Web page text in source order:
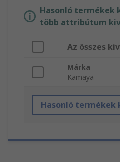
Hasonló termékek
több attribútum
Az összes
Márka
Kamaya
Hasonló termékek